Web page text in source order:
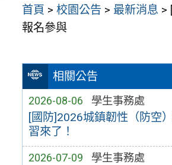
首頁 >校園公告 > 最新消息 >
報名參與
相關公告
2026-08-06 學生事務處
[國防]2026城鎮韌性（防空
習來了！
2026-07-09 學生事務處